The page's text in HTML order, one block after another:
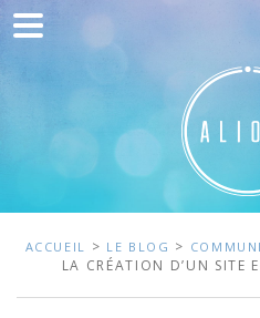
Accueil
Développement web
Acquisition de trafic
Clients
Blog
ACCUEIL > LE BLOG >
LA CRÉATION D’UN SITE